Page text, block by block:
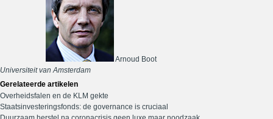
Arnoud Boot
Universiteit van Amsterdam
Gerelateerde artikelen
Overheidsfalen en de KLM gekte
Staatsinvesteringsfonds: de governance is cruciaal